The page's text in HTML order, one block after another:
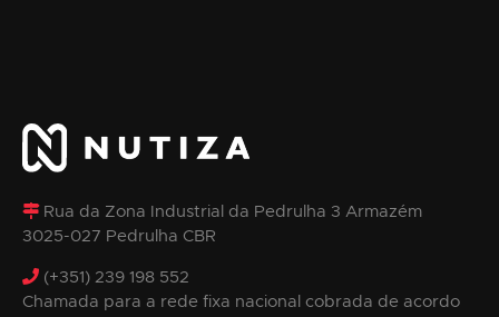
Rua da Zona Industrial da Pedrulha 3 Armazém
3025-027 Pedrulha CBR
(+351) 239 198 552
Chamada para a rede fixa nacional cobrada de acordo